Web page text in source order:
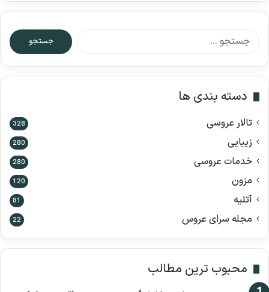
ج
س
دسته بندی ها
تالار عروسی 328
زیبایی 280
خدمات عروسی 280
مزون 120
آتلیه 81
مجله سرای عروس 22
محبوب ترین مطالب